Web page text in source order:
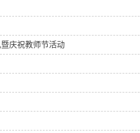
庆祝教师节活动